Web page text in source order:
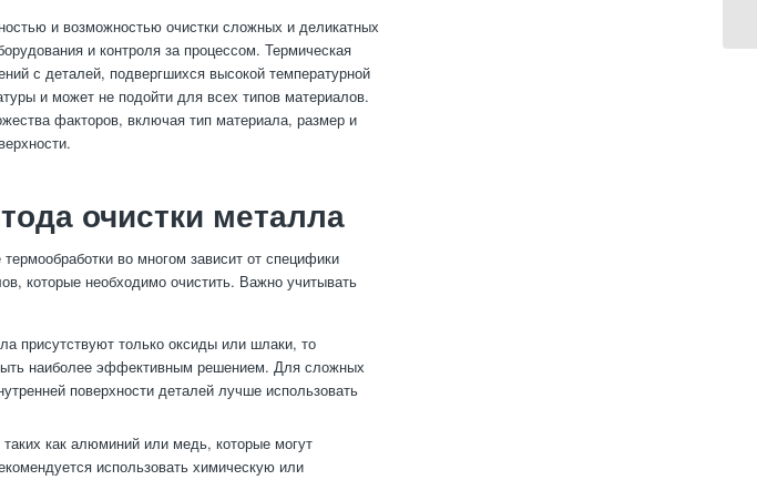
и возможностью очистки сложных и деликатных
и контроля за процессом. Термическая
с деталей, подвергшихся высокой температурной
и может не подойти для всех типов материалов.
факторов, включая тип материала, размер и
очистки металла
во многом зависит от специфики
которые необходимо очистить. Важно учитывать
присутствуют только оксиды или шлаки, то
наиболее эффективным решением. Для сложных
поверхности деталей лучше использовать
как алюминий или медь, которые могут
использовать химическую или